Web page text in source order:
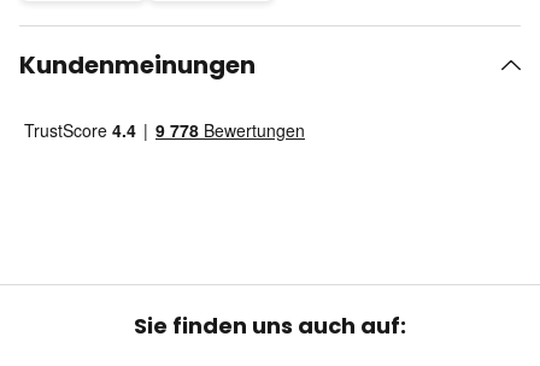
Kundenmeinungen
Sie finden uns auch auf: